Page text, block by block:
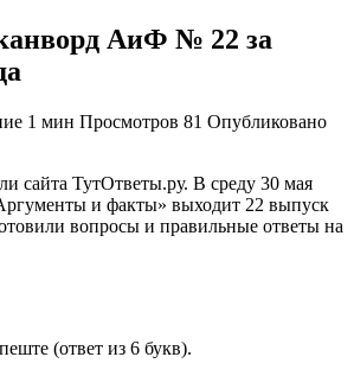
АиФ № 22 за
1 мин Просмотров 81 Опубликовано
сайта ТутОтветы.ру. В среду 30 мая
и факты» выходит 22 выпуск
вопросы и правильные ответы на
(ответ из 6 букв).